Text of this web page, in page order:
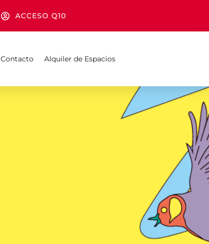
ACCESO Q10
Contacto Alquiler de Espacios